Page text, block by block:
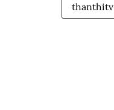
thanthitv